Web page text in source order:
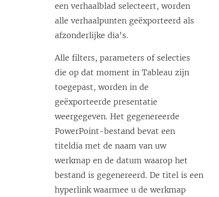
een verhaalblad selecteert, worden
alle verhaalpunten geëxporteerd als
afzonderlijke dia's.
Alle filters, parameters of selecties
die op dat moment in Tableau zijn
toegepast, worden in de
geëxporteerde presentatie
weergegeven. Het gegenereerde
PowerPoint-bestand bevat een
titeldia met de naam van uw
werkmap en de datum waarop het
bestand is gegenereerd. De titel is een
hyperlink waarmee u de werkmap